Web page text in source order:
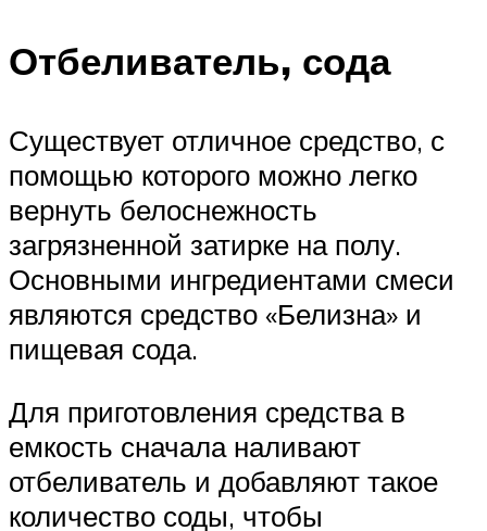
Отбеливатель, сода
Существует отличное средство, с
помощью которого можно легко
вернуть белоснежность
загрязненной затирке на полу.
Основными ингредиентами смеси
являются средство «Белизна» и
пищевая сода.
Для приготовления средства в
емкость сначала наливают
отбеливатель и добавляют такое
количество соды, чтобы